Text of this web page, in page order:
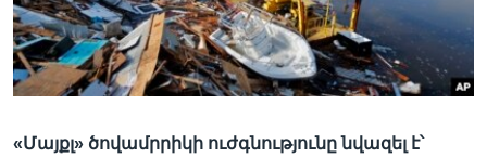
Լեզուներ
«Մայքլ» ծովամրրիկի ուժգնությունը նվազել է՝